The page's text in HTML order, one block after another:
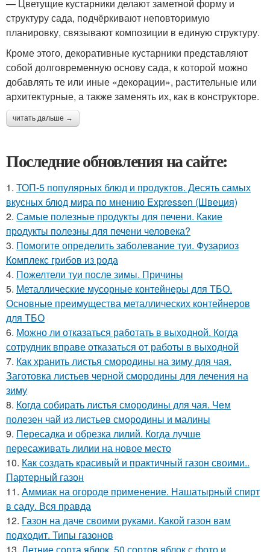
— Цветущие кустарники делают заметной форму и
структуру сада, подчёркивают неповторимую
планировку, связывают композиции в единую структуру.
Кроме этого, декоративные кустарники представляют
собой долговременную основу сада, к которой можно
добавлять те или иные «декорации», растительные или
архитектурные, а также заменять их, как в конструкторе.
читать дальше →
Последние обновления на сайте:
1. ТОП-5 популярных блюд и продуктов. Десять самых
вкусных блюд мира по мнению Expressen (Швеция)
2. Самые полезные продукты для печени. Какие
продукты полезны для печени человека?
3. Помогите определить заболевание туи. Фузариоз
Комплекс грибов из рода
4. Пожелтели туи после зимы. Причины
5. Металлические мусорные контейнеры для ТБО.
Основные преимущества металлических контейнеров
для ТБО
6. Можно ли отказаться работать в выходной. Когда
сотрудник вправе отказаться от работы в выходной
7. Как хранить листья смородины на зиму для чая.
Заготовка листьев черной смородины для лечения на
зиму
8. Когда собирать листья смородины для чая. Чем
полезен чай из листьев смородины и малины
9. Пересадка и обрезка лилий. Когда лучше
пересаживать лилии на новое место
10. Как создать красивый и практичный газон своими..
Партерный газон
11. Аммиак на огороде применение. Нашатырный спирт
в саду. Вся правда
12. Газон на даче своими руками. Какой газон вам
подходит. Типы газонов